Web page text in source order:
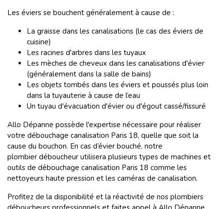
Les éviers se bouchent généralement à cause de :
La graisse dans les canalisations (le cas des éviers de
cuisine)
Les racines d'arbres dans les tuyaux
Les mèches de cheveux dans les canalisations d'évier
(généralement dans la salle de bains)
Les objets tombés dans les éviers et poussés plus loin
dans la tuyauterie à cause de l’eau
Un tuyau d'évacuation d'évier ou d'égout cassé/fissuré
Allo Dépanne possède l'expertise nécessaire pour réaliser
votre débouchage canalisation Paris 18, quelle que soit la
cause du bouchon. En cas d’évier bouché, notre
plombier déboucheur utilisera plusieurs types de machines et
outils de débouchage canalisation Paris 18 comme les
nettoyeurs haute pression et les caméras de canalisation.
Profitez de la disponibilité et la réactivité de nos plombiers